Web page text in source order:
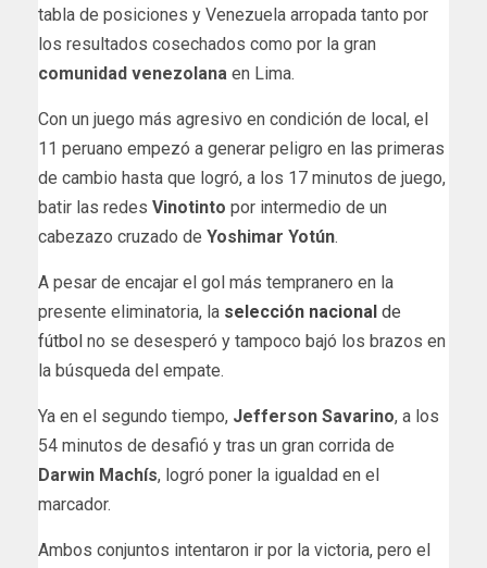
tabla de posiciones y Venezuela arropada tanto por
los resultados cosechados como por la gran
comunidad venezolana en Lima.
Con un juego más agresivo en condición de local, el
11 peruano empezó a generar peligro en las primeras
de cambio hasta que logró, a los 17 minutos de juego,
batir las redes Vinotinto por intermedio de un
cabezazo cruzado de Yoshimar Yotún.
A pesar de encajar el gol más tempranero en la
presente eliminatoria, la selección nacional de
fútbol no se desesperó y tampoco bajó los brazos en
la búsqueda del empate.
Ya en el segundo tiempo, Jefferson Savarino, a los
54 minutos de desafió y tras un gran corrida de
Darwin Machís, logró poner la igualdad en el
marcador.
Ambos conjuntos intentaron ir por la victoria, pero el